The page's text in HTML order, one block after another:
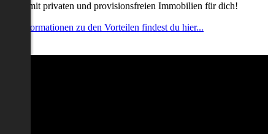
mit privaten und provisionsfreien Immobilien für dich!
Informationen zu den Vorteilen findest du hier...